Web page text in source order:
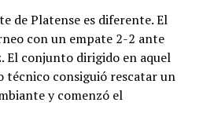
de Platense es diferente. El
con un empate 2-2 ante
El conjunto dirigido en aquel
técnico consiguió rescatar un
y comenzó el